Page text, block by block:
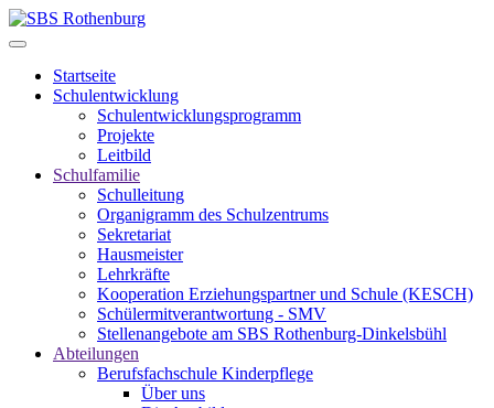
Startseite
Schulentwicklung
Schulentwicklungsprogramm
Projekte
Leitbild
Schulfamilie
Schulleitung
Organigramm des Schulzentrums
Sekretariat
Hausmeister
Lehrkräfte
Kooperation Erziehungspartner und Schule (KESCH)
Schülermitverantwortung - SMV
Stellenangebote am SBS Rothenburg-Dinkelsbühl
Abteilungen
Berufsfachschule Kinderpflege
Über uns